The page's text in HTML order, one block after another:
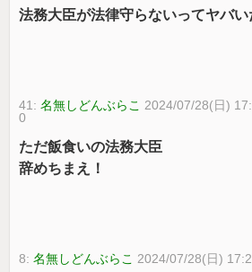
法務大臣が法律守らないってヤバい
41:名無しどんぶらこ 2024/07/28(日)
0
ただ飯食いの法務大臣
辞めちまえ！
8:名無しどんぶらこ 2024/07/28(日)